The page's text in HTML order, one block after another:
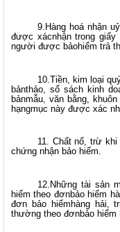
9.Hàng hoá nhận
được xácnhận trong
người được bảohiểm trả
10.Tiền, kim loại
bảnthảo, sổ sách kinh
bảnmẫu, văn bằng,
hạngmục này được xác
11. Chất nổ, trừ
chứng nhận bảo hiểm.
12.Những tài sản
hiểm theo đơnbảo hiểm
đơn bảo hiểmhàng hải,
thường theo đơnbảo hiểm